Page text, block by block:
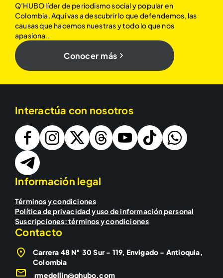
Q’HUBO líder de periodismo social y popular en
Colombia. Aquí vas a descubrir lo que defendemos, las
causas que hacemos nuestras y todo lo que nos
apasiona..
Conocer más
Interactúa con nosotros
Información legal
Términos y condiciones
Política de privacidad y uso de información personal
Suscripciones: términos y condiciones
Contacto
Carrera 48 N° 30 Sur - 119, Envigado - Antioquia,
Colombia
rmedellin@qhubo.com